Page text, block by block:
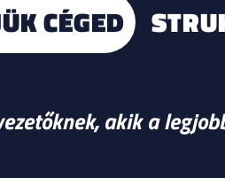
CÉGED
akik a